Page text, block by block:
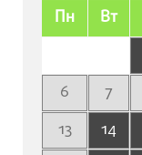
Пн Вт
6
7
13
14